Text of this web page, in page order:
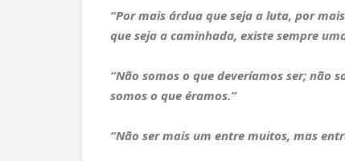
“Por mais árdua que seja a luta, por
que seja a caminhada, existe sempre
“Não somos o que deveríamos ser; não
somos o que éramos.”
“Não ser mais um entre muitos, mas